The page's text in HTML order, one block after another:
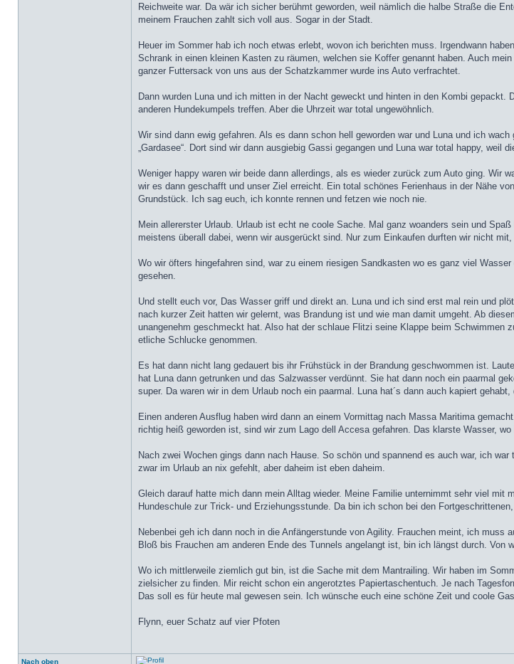
Reichweite war. Da wär ich sicher berühmt geworden, weil nämlich die halbe Straße die
meinem Frauchen zahlt sich voll aus. Sogar in der Stadt.
Heuer im Sommer hab ich noch etwas erlebt, wovon ich berichten muss. Irgendwann
Schrank in einen kleinen Kasten zu räumen, welchen sie Koffer genannt haben. Auch
ganzer Futtersack von uns aus der Schatzkammer wurde ins Auto verfrachtet.
Dann wurden Luna und ich mitten in der Nacht geweckt und hinten in den Kombi
anderen Hundekumpels treffen. Aber die Uhrzeit war total ungewöhnlich.
Wir sind dann ewig gefahren. Als es dann schon hell geworden war und Luna und ich
„Gardasee“. Dort sind wir dann ausgiebig Gassi gegangen und Luna war total happy, weil
Weniger happy waren wir beide dann allerdings, als es wieder zurück zum Auto ging. Wir
wir es dann geschafft und unser Ziel erreicht. Ein total schönes Ferienhaus in der Nähe
Grundstück. Ich sag euch, ich konnte rennen und fetzen wie noch nie.
Mein allererster Urlaub. Urlaub ist echt ne coole Sache. Mal ganz woanders sein und
meistens überall dabei, wenn wir ausgerückt sind. Nur zum Einkaufen durften wir nicht
Wo wir öfters hingefahren sind, war zu einem riesigen Sandkasten wo es ganz viel
gesehen.
Und stellt euch vor, Das Wasser griff und direkt an. Luna und ich sind erst mal rein und
nach kurzer Zeit hatten wir gelernt, was Brandung ist und wie man damit umgeht. Ab
unangenehm geschmeckt hat. Also hat der schlaue Flitzi seine Klappe beim
etliche Schlucke genommen.
Es hat dann nicht lang gedauert bis ihr Frühstück in der Brandung geschwommen ist.
hat Luna dann getrunken und das Salzwasser verdünnt. Sie hat dann noch ein paarmal
super. Da waren wir in dem Urlaub noch ein paarmal. Luna hat´s dann auch kapiert
Einen anderen Ausflug haben wird dann an einem Vormittag nach Massa Maritima
richtig heiß geworden ist, sind wir zum Lago dell Accesa gefahren. Das klarste Wasser,
Nach zwei Wochen gings dann nach Hause. So schön und spannend es auch war, ich
zwar im Urlaub an nix gefehlt, aber daheim ist eben daheim.
Gleich darauf hatte mich dann mein Alltag wieder. Meine Familie unternimmt sehr viel
Hundeschule zur Trick- und Erziehungsstunde. Da bin ich schon bei den
Nebenbei geh ich dann noch in die Anfängerstunde von Agility. Frauchen meint, ich
Bloß bis Frauchen am anderen Ende des Tunnels angelangt ist, bin ich längst durch.
Wo ich mittlerweile ziemlich gut bin, ist die Sache mit dem Mantrailing. Wir haben im
zielsicher zu finden. Mir reicht schon ein angerotztes Papiertaschentuch. Je nach
Das soll es für heute mal gewesen sein. Ich wünsche euch eine schöne Zeit und coole
Flynn, euer Schatz auf vier Pfoten
Nach oben